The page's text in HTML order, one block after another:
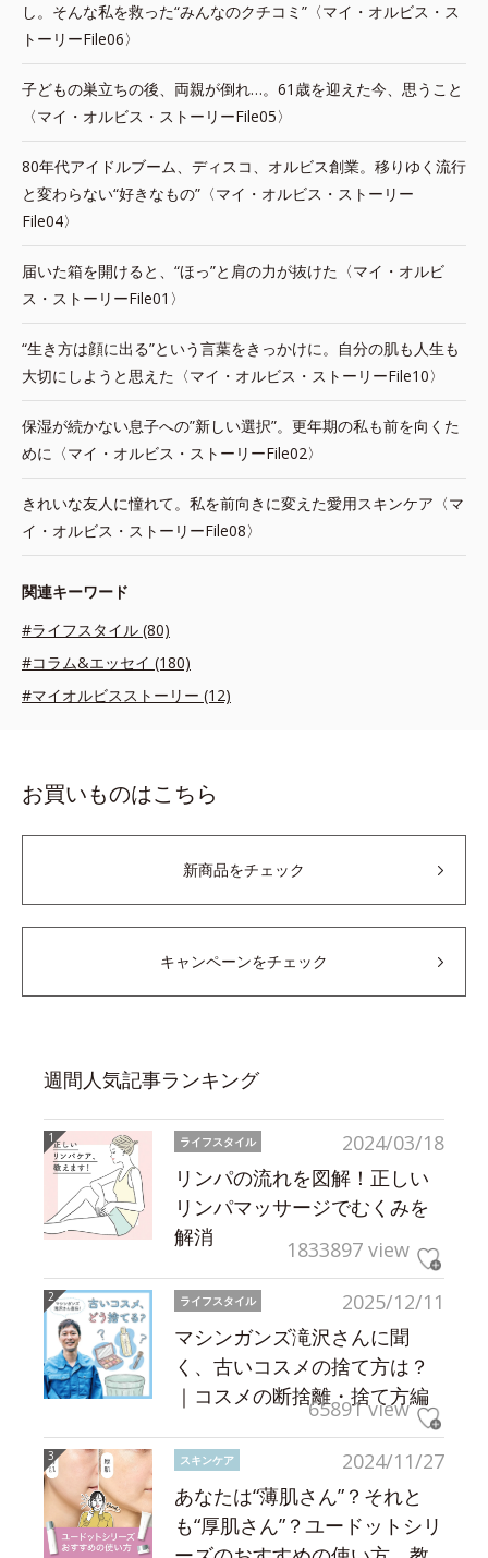
し。そんな私を救った“みんなのクチコミ”〈マイ・オルビス・ス
トーリーFile06〉
子どもの巣立ちの後、両親が倒れ…。61歳を迎えた今、思うこと
〈マイ・オルビス・ストーリーFile05〉
80年代アイドルブーム、ディスコ、オルビス創業。移りゆく流行
と変わらない“好きなもの”〈マイ・オルビス・ストーリー
File04〉
届いた箱を開けると、“ほっ”と肩の力が抜けた〈マイ・オルビ
ス・ストーリーFile01〉
“生き方は顔に出る”という言葉をきっかけに。自分の肌も人生も
大切にしようと思えた〈マイ・オルビス・ストーリーFile10〉
保湿が続かない息子への”新しい選択”。更年期の私も前を向くた
めに〈マイ・オルビス・ストーリーFile02〉
きれいな友人に憧れて。私を前向きに変えた愛用スキンケア〈マ
イ・オルビス・ストーリーFile08〉
関連キーワード
#ライフスタイル (80)
#コラム&エッセイ (180)
#マイオルビスストーリー (12)
お買いものはこちら
新商品をチェック
キャンペーンをチェック
週間人気記事ランキング
2024/03/18
ライフスタイル
リンパの流れを図解！正しい
リンパマッサージでむくみを
解消
1833897 view
2025/12/11
ライフスタイル
マシンガンズ滝沢さんに聞
く、古いコスメの捨て方は？
｜コスメの断捨離・捨て方編
65891 view
2024/11/27
スキンケア
あなたは“薄肌さん”？それと
も“厚肌さん”？ユードットシリ